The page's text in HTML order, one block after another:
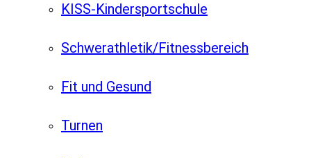
KISS-Kindersportschule
Schwerathletik/Fitnessbereich
Fit und Gesund
Turnen